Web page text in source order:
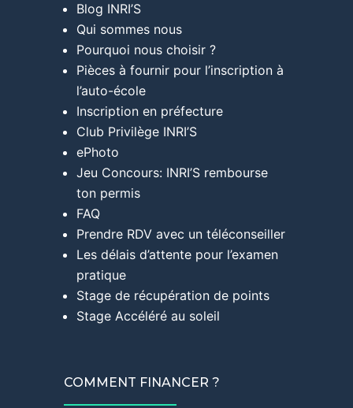
Blog INRI’S
Qui sommes nous
Pourquoi nous choisir ?
Pièces à fournir pour l’inscription à
l’auto-école
Inscription en préfecture
Club Privilège INRI’S
ePhoto
Jeu Concours: INRI’S rembourse
ton permis
FAQ
Prendre RDV avec un téléconseiller
Les délais d’attente pour l’examen
pratique
Stage de récupération de points
Stage Accéléré au soleil
COMMENT FINANCER ?